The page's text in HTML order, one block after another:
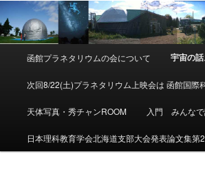
メ
イ
ン
コ
函館プラネタリウムの会について 宇宙の
次回8/22(土)プラネタリウム上映会は 函館国際
天体写真・秀チャンROOM 入門 みんな
日本理科教育学会北海道支部大会発表論文集第